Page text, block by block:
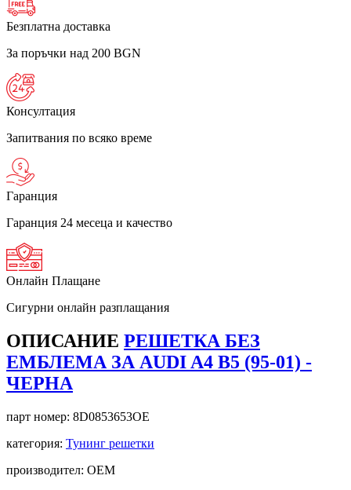
Безплатна доставка
За поръчки над 200 BGN
Консултация
Запитвания по всяко време
Гаранция
Гаранция 24 месеца и качество
Онлайн Плащане
Сигурни онлайн разплащания
ОПИСАНИЕ РЕШЕТКА БЕЗ
ЕМБЛЕМА ЗА AUDI A4 B5 (95-01) -
ЧЕРНА
парт номер: 8D0853653OE
категория: Тунинг решетки
производител: OEM